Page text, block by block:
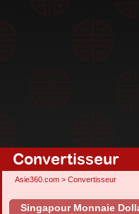
Convertisseur
Asie360.com > Convertisseur
Singapour Monnaie